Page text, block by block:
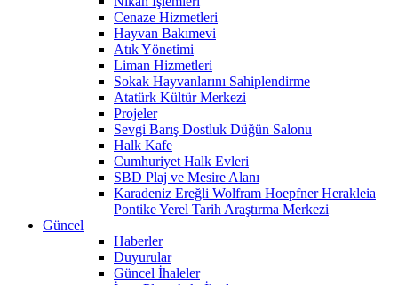
Cenaze Hizmetleri
Hayvan Bakımevi
Atık Yönetimi
Liman Hizmetleri
Sokak Hayvanlarını Sahiplendirme
Atatürk Kültür Merkezi
Projeler
Sevgi Barış Dostluk Düğün Salonu
Halk Kafe
Cumhuriyet Halk Evleri
SBD Plaj ve Mesire Alanı
Karadeniz Ereğli Wolfram Hoepfner Herakleia
Pontike Yerel Tarih Araştırma Merkezi
Güncel
Haberler
Duyurular
Güncel İhaleler